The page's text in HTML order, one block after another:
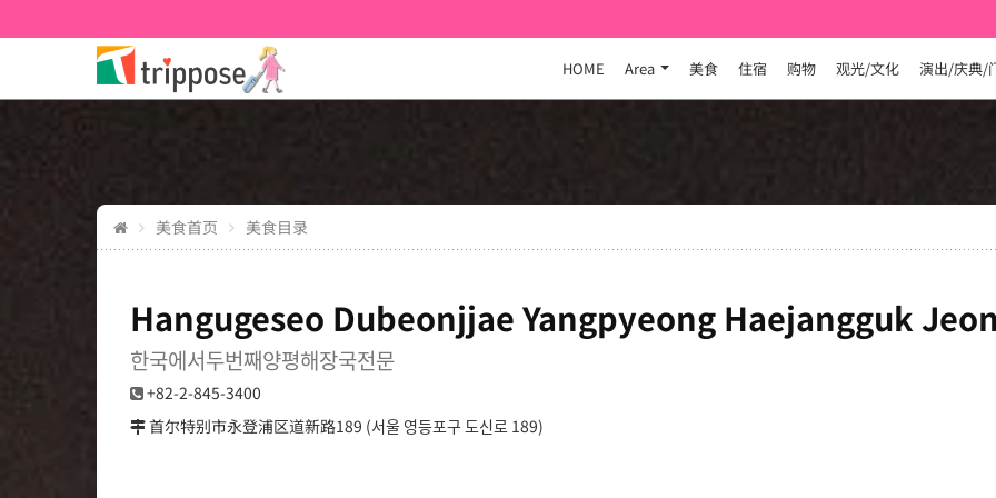
HOME Area 美食 住宿 购物 观光/文化 演出/庆典/
美食首页 美食目录
Hangugeseo Dubeonjjae Yangpyeong Haejangguk
한국에서두번째양평해장국전문
+82-2-845-3400
首尔特别市永登浦区道新路189 (서울 영등포구 도신로 189)